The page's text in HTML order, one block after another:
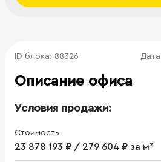
ID блока: 88326
Описание офиса
Условия продажи:
Стоимость
23 878 193 ₽ / 279 604 ₽ за м²